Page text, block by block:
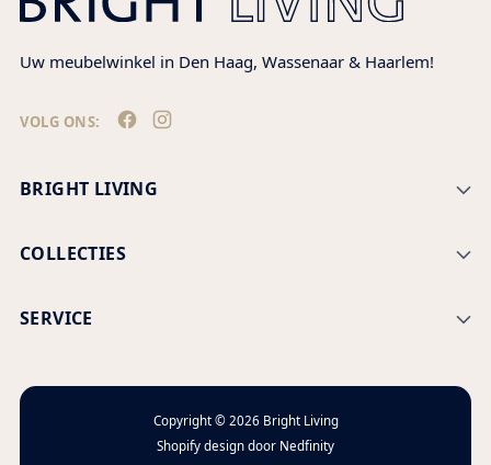
Uw meubelwinkel in Den Haag, Wassenaar & Haarlem!
VOLG ONS:
BRIGHT LIVING
COLLECTIES
SERVICE
Copyright © 2026 Bright Living
Shopify design door Nedfinity